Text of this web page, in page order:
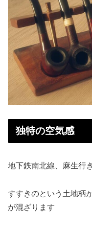
独特の空気感
地下鉄南北線、麻生行
すすきのという土地柄
が混ざります